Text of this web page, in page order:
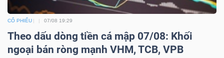
CỔ PHIẾU 07/08 19:29
Theo dấu dòng tiền cá mập 07/08: Khối
ngoại bán ròng mạnh VHM, TCB, VPB